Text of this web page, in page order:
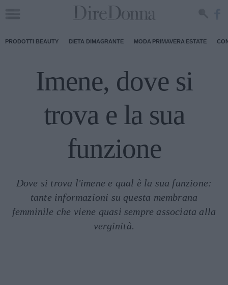
PRODOTTI BEAUTY DIETA DIMAGRANTE MODA PRIMAVERA ESTATE
Imene, dove si
trova e la sua
funzione
Dove si trova l'imene e qual è la sua funzione:
tante informazioni su questa membrana
femminile che viene quasi sempre associata alla
verginità.